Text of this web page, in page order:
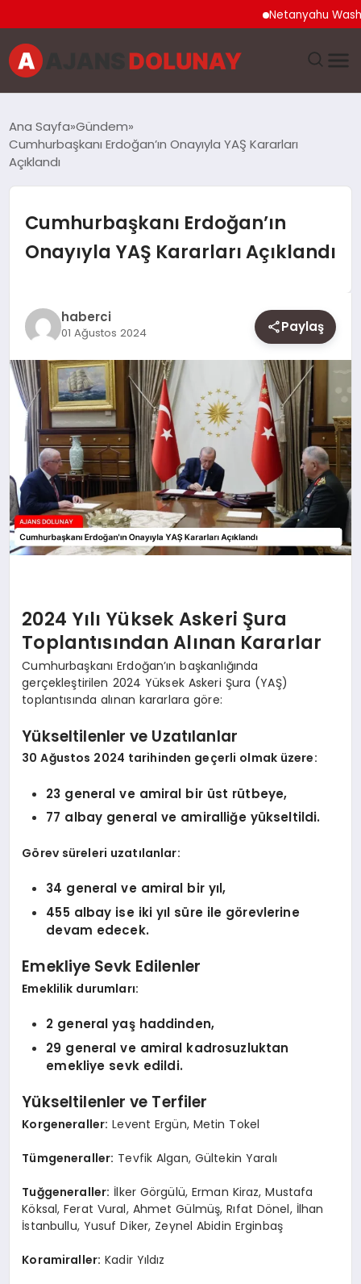
Netanyahu
EĞITIM
MAGAZIN
SAĞLIK
SIYASET
SPOR
YAŞAM
Ana Sayfa Gündem
Cumhurbaşkanı Erdoğan’ın Onayıyla YAŞ Kararları
Açıklandı
Cumhurbaşkanı Erdoğan’ın
Onayıyla YAŞ Kararları Açıklandı
haberci
01 Ağustos 2024 Paylaş
2024 Yılı Yüksek Askeri Şura
Toplantısından Alınan Kararlar
Cumhurbaşkanı Erdoğan’ın başkanlığında
gerçekleştirilen 2024 Yüksek Askeri Şura (YAŞ)
toplantısında alınan kararlara göre:
Yükseltilenler ve Uzatılanlar
30 Ağustos 2024 tarihinden geçerli olmak üzere:
23 general ve amiral bir üst rütbeye,
77 albay general ve amiralliğe yükseltildi.
Görev süreleri uzatılanlar:
34 general ve amiral bir yıl,
455 albay ise iki yıl süre ile görevlerine
devam edecek.
Emekliye Sevk Edilenler
Emeklilik durumları:
2 general yaş haddinden,
29 general ve amiral kadrosuzluktan
emekliye sevk edildi.
Yükseltilenler ve Terfiler
Korgeneraller: Levent Ergün, Metin Tokel
Tümgeneraller: Tevfik Algan, Gültekin Yaralı
Tuğgeneraller: İlker Görgülü, Erman Kiraz, Mustafa
Köksal, Ferat Vural, Ahmet Gülmüş, Rıfat Dönel, İlhan
İstanbullu, Yusuf Diker, Zeynel Abidin Erginbaş
Koramiraller: Kadir Yıldız